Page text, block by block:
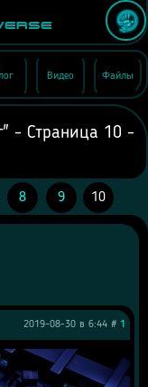
Видео Файлы
- Страница 10 -
8 9 10
2019-08-30 в 6:44 # 1